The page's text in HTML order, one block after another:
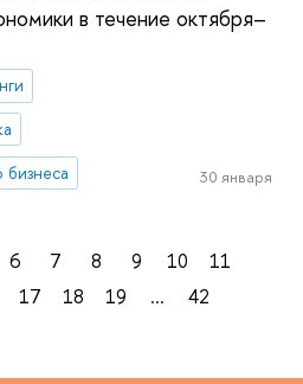
в течение октября–
30 января
6 7 8 9 10
11
17 18 19 ... 42